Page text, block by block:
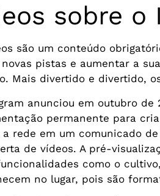
sobre o
são um conteúdo
novas pistas e aumentar a
Mais divertido e divertido,
anunciou em outubro de
permanente para
a rede em um comunicado
de vídeos. A pré-
como o
no lugar, pois são